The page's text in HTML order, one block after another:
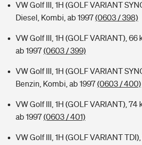
VW Golf III, 1H (GOLF VARIANT
Diesel, Kombi, ab 1997(0603 / 398)
VW Golf III, 1H (GOLF VARIANT), 66
ab 1997(0603 / 399)
VW Golf III, 1H (GOLF VARIANT
Benzin, Kombi, ab 1997(0603 / 400)
VW Golf III, 1H (GOLF VARIANT), 74
ab 1997(0603 / 401)
VW Golf III, 1H (GOLF VARIANT TDI),